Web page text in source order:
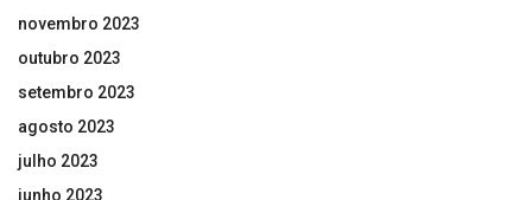
novembro 2023
outubro 2023
setembro 2023
agosto 2023
julho 2023
junho 2023